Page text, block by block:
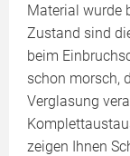
Material wurde
Zustand sind
beim
schon morsch,
Verglasung
zeigen Ihnen